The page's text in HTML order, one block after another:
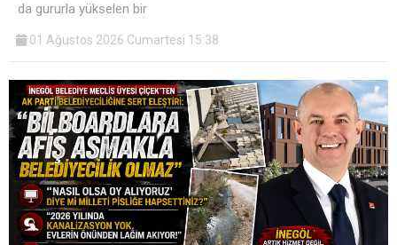
da gururla yükselen bir
01 Ağustos 2026 Cumartesi 15:38